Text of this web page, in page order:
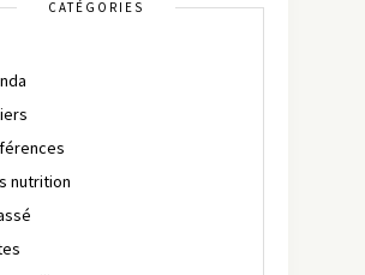
CATÉGORIES
nutrition